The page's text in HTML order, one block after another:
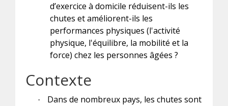
d’exercice à domicile réduisent-ils les
chutes et améliorent-ils les
performances physiques (l'activité
physique, l'équilibre, la mobilité et la
force) chez les personnes âgées ?
Contexte
·
Dans de nombreux pays, les chutes sont